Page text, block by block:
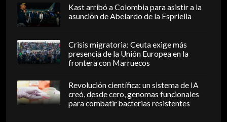
Kast arribó a Colombia para asistir a la
asunción de Abelardo de la Espriella
Crisis migratoria: Ceuta exige más
presencia de la Unión Europea en la
frontera con Marruecos
Revolución científica: un sistema de IA
creó, desde cero, genomas funcionales
para combatir bacterias resistentes